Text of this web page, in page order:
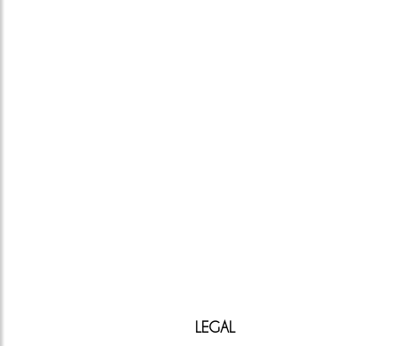
LEGAL